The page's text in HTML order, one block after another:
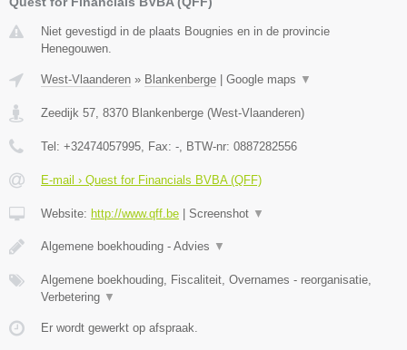
Niet gevestigd in de plaats Bougnies en in de provincie
Henegouwen.
West-Vlaanderen » Blankenberge Google maps ▼
Zeedijk 57, 8370 Blankenberge (West-Vlaanderen)
Tel: +32474057995, Fax: -, BTW-nr: 0887282556
E-mail › Quest for Financials BVBA (QFF)
Website: http://www.qff.be Screenshot ▼
Algemene boekhouding - Advies ▼
Algemene boekhouding, Fiscaliteit, Overnames - reorganisatie,
Verbetering ▼
Er wordt gewerkt op afspraak.